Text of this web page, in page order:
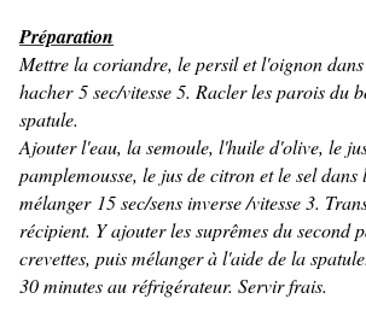
Préparation
Mettre la coriandre, le persil et l'oignon
hacher 5 sec/vitesse 5. Racler les parois du
spatule.
Ajouter l'eau, la semoule, l'huile d'olive, le
pamplemousse, le jus de citron et le sel dans
mélanger 15 sec/sens inverse /vitesse 3.
récipient. Y ajouter les suprêmes du second
crevettes, puis mélanger à l'aide de la
30 minutes au réfrigérateur. Servir frais.